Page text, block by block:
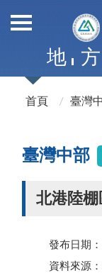
地 方
首頁 臺灣
臺灣中部
北港陸
發布日期
資料來源